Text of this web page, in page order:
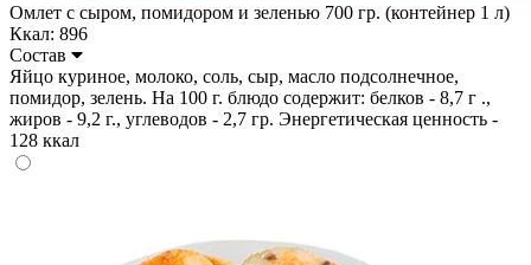
Омлет с сыром, помидором и зеленью 700 гр. (контейнер 1 л)
Ккал: 896
Состав
Яйцо куриное, молоко, соль, сыр, масло подсолнечное,
помидор, зелень. На 100 г. блюдо содержит: белков - 8,7 г .,
жиров - 9,2 г., углеводов - 2,7 гр. Энергетическая ценность -
128 ккал